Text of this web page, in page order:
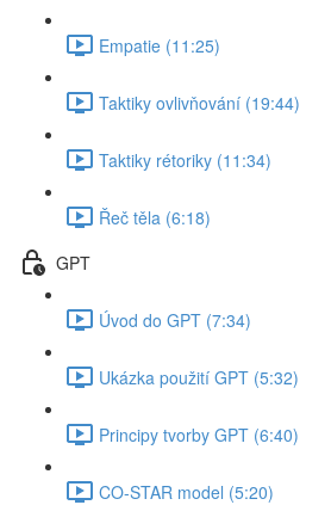
Empatie (11:25)
Taktiky ovlivňování (19:44)
Taktiky rétoriky (11:34)
Řeč těla (6:18)
GPT
Úvod do GPT (7:34)
Ukázka použití GPT (5:32)
Principy tvorby GPT (6:40)
CO-STAR model (5:20)